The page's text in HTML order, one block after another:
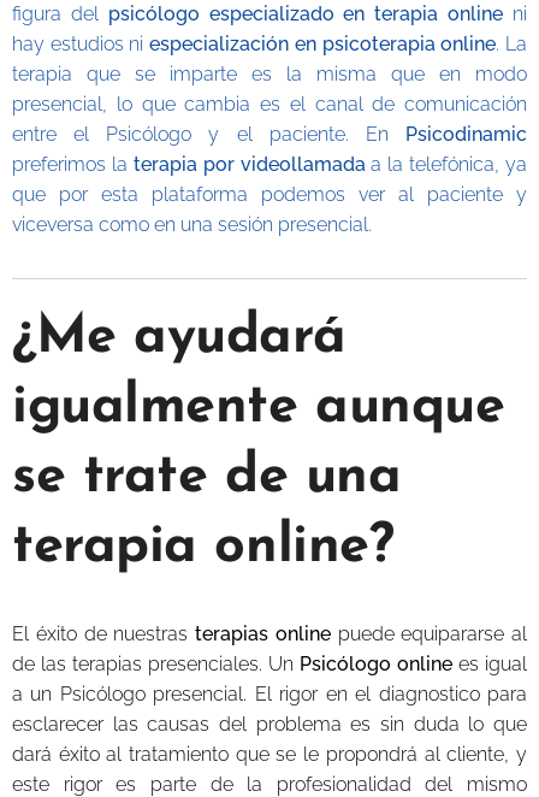
figura del psicólogo especializado en terapia online ni
hay estudios niespecialización en psicoterapia online. La
terapia que se imparte es la misma que en modo
presencial, lo que cambia es el canal de comunicación
entre el Psicólogo y el paciente. En Psicodinamic
preferimos la terapia por videollamada a la telefónica, ya
que por esta plataforma podemos ver al paciente y
viceversa como en una sesión presencial.
¿Me ayudará
igualmente aunque
se trate de una
terapia online?
El éxito de nuestras terapias onlinepuede equipararse al
de las terapias presenciales. Un Psicólogo online es igual
a un Psicólogo presencial. El rigor en el diagnostico para
esclarecer las causas del problema es sin duda lo que
dará éxito al tratamiento que se le propondrá al cliente, y
este rigor es parte de la profesionalidad del mismo